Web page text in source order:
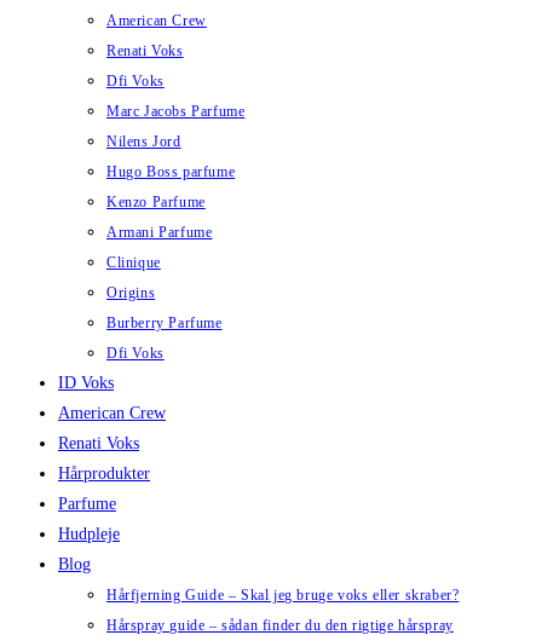
American Crew
Renati Voks
Dfi Voks
Marc Jacobs Parfume
Nilens Jord
Hugo Boss parfume
Kenzo Parfume
Armani Parfume
Clinique
Origins
Burberry Parfume
Dfi Voks
ID Voks
American Crew
Renati Voks
Hårprodukter
Parfume
Hudpleje
Blog
Hårfjerning Guide – Skal jeg bruge voks eller skraber?
Hårspray guide – sådan finder du den rigtige hårspray